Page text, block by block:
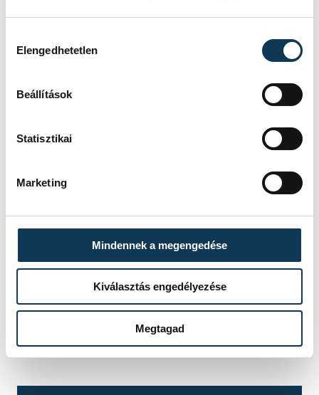
Elengedhetetlen
Beállítások
Statisztikai
Marketing
Mindennek a megengedése
Kiválasztás engedélyezése
Megtagad